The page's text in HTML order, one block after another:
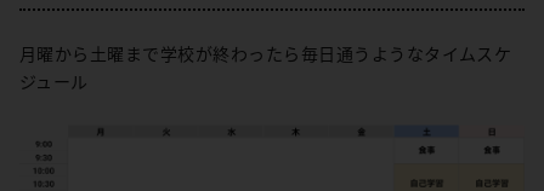
月曜から土曜まで学校が終わったら毎日通うようなタイムスケ
ジュール